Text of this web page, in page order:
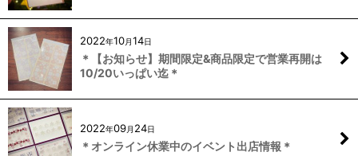
2022年10月14日
＊【お知らせ】期間限定&商品限定で営業再開は
10/20いっぱい迄＊
2022年09月 24日
＊オンライン休業中のイベント出店情報＊